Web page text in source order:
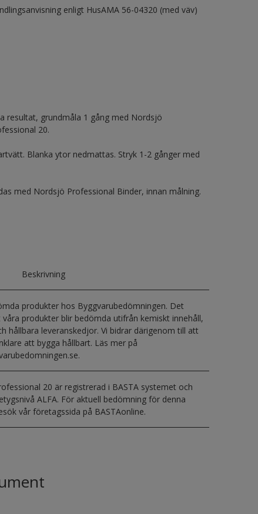
enligt HusAMA 56-04320 (med väv)
resultat, grundmåla 1 gång med Nordsjö
20.
Blanka ytor nedmattas. Stryk 1-2 gånger med
med Nordsjö Professional Binder, innan målning.
Beskrivning
produkter hos Byggvarubedömningen. Det
våra produkter blir bedömda utifrån kemiskt innehåll,
hållbara leveranskedjor. Vi bidrar därigenom till att
att bygga hållbart. Läs mer på
20 är registrerad i BASTA systemet och
ALFA. För aktuell bedömning för denna
vår företagssida på BASTAonline.